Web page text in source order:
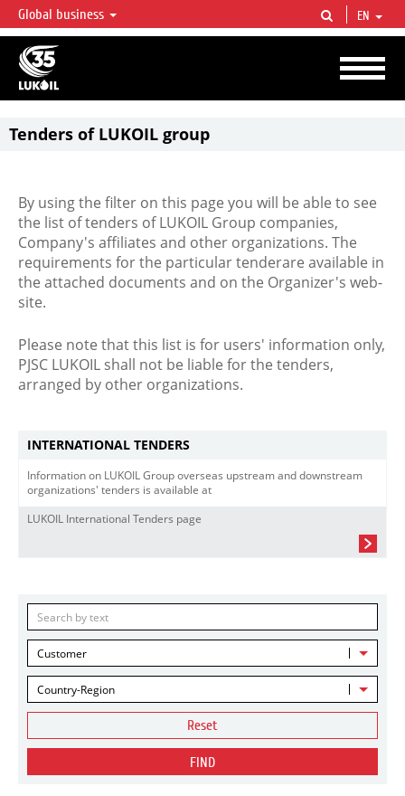
LUKOIL OVERVIEW
LUKOIL is one of the largest oil & gas vertical integrated companies in the world
accounting for over 2% of crude production and circa 1% of proved hydrocarbon
reserves globally.
Global business EN
Tenders of LUKOIL group
By using the filter on this page you will be able to see
the list of tenders of LUKOIL Group companies,
Company's affiliates and other organizations. The
requirements for the particular tenderare available in
the attached documents and on the Organizer's web-
site.
Please note that this list is for users' information only,
PJSC LUKOIL shall not be liable for the tenders,
arranged by other organizations.
INTERNATIONAL TENDERS
Information on LUKOIL Group overseas upstream and downstream
organizations' tenders is available at
LUKOIL International Tenders page
Customer
Country-Region
Reset
FIND